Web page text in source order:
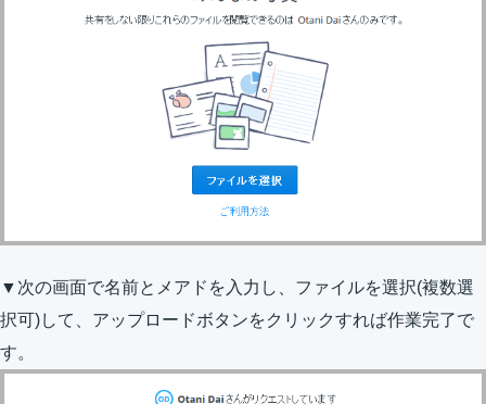
▼次の画面で名前とメアドを入力し、ファイルを選択(複数選
択可)して、アップロードボタンをクリックすれば作業完了で
す。